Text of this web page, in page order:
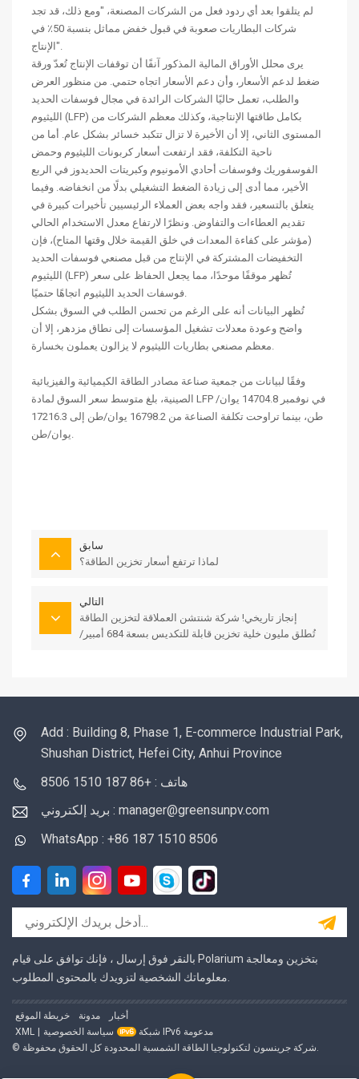
لم يتلقوا بعد أي ردود فعل من الشركات المصنعة، "ومع ذلك، قد تجد
شركات البطاريات صعوبة في قبول خفض مماثل بنسبة 50٪ في
الإنتاج".
يرى محلل الأوراق المالية المذكور آنفًا أن توقفات الإنتاج تُعدّ ورقة
ضغط لدعم الأسعار، وأن دعم الأسعار اتجاه حتمي. من منظور العرض
والطلب، تعمل حاليًا الشركات الرائدة في مجال فوسفات الحديد
الليثيوم (LFP) بكامل طاقتها الإنتاجية، وكذلك معظم الشركات من
المستوى الثاني، إلا أن الأخيرة لا تزال تتكبد خسائر بشكل عام. أما من
ناحية التكلفة، فقد ارتفعت أسعار كربونات الليثيوم وحمض
الفوسفوريك وفوسفات أحادي الأمونيوم وكبريتات الحديدوز في الربع
الأخير، مما أدى إلى زيادة الضغط التشغيلي بدلًا من انخفاضه. وفيما
يتعلق بالتسعير، فقد واجه بعض العملاء الرئيسيين تأخيرات كبيرة في
تقديم العطاءات والتفاوض. ونظرًا لارتفاع معدل الاستخدام الحالي
(مؤشر على كفاءة المعدات في خلق القيمة خلال وقتها المتاح)، فإن
التخفيضات المشتركة في الإنتاج من قبل مصنعي فوسفات الحديد
الليثيوم (LFP) تُظهر موقفًا موحدًا، مما يجعل الحفاظ على سعر
فوسفات الحديد الليثيوم اتجاهًا حتميًا.
تُظهر البيانات أنه على الرغم من تحسن الطلب في السوق بشكل
واضح وعودة معدلات تشغيل المؤسسات إلى نطاق مزدهر، إلا أن
معظم مصنعي بطاريات الليثيوم لا يزالون يعملون بخسارة.
وفقًا لبيانات من جمعية صناعة مصادر الطاقة الكيميائية والفيزيائية
الصينية، بلغ متوسط ​​سعر السوق لمادة LFP في نوفمبر 14704.8 يوان/
طن، بينما تراوحت تكلفة الصناعة من 16798.2 يوان/طن إلى 17216.3
يوان/طن.
سابق
لماذا ترتفع أسعار تخزين الطاقة؟
التالي
إنجاز تاريخي! شركة شنتشن العملاقة لتخزين الطاقة
تُطلق مليون خلية تخزين قابلة للتكديس بسعة 684 أمبير/
Add : Building 8, Phase 1, E-commerce Industrial Park,
Shushan District, Hefei City, Anhui Province
هاتف : +86 187 1510 8506
بريد إلكتروني : manager@greensunpv.com
WhatsApp : +86 187 1510 8506
بالنقر فوق إرسال ، فإنك توافق على قيام Polarium بتخزين ومعالجة
خريطة الموقع مدونة
أخبار
XML
| سياسة الخصوصية
شبكة IPv6 مدعومة